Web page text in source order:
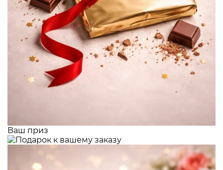
Ваш приз